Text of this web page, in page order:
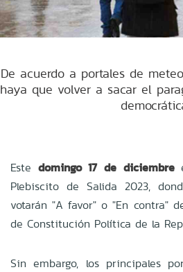
De acuerdo a portales de
haya que volver a sacar el
Este domingo 17 de diciembre
Plebiscito de Salida 2023,
votarán "A favor" o "En contra"
de Constitución Política de la
Sin embargo, los principales